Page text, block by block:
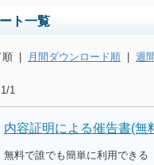
ト一覧
順 | 月間ダウンロード順 | 週
1
内容証明による催告書(無
無料で誰でも簡単に利用できる